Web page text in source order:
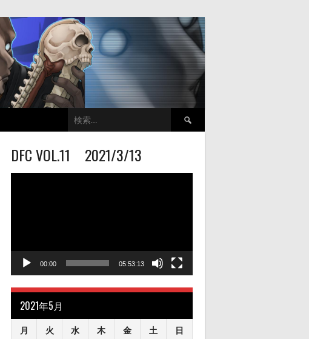
索:
DFC VOL.11 2021/3/13
00:00 05:53:13
2021年5月
月 火 水 木 金 土 日